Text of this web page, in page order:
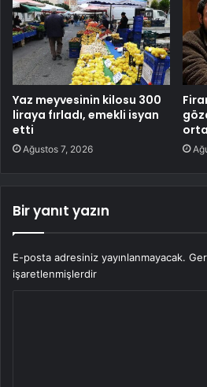
Yaz meyvesinin kilosu 300
liraya fırladı, emekli isyan
etti
Ağustos 7, 2026
Bir yanıt yazın
E-posta adresiniz yayınlanmayacak.
işaretlenmişlerdir